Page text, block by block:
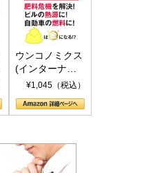
ウンコノミクス
(インターナシ
ョナル新書)
¥1,045（税込）